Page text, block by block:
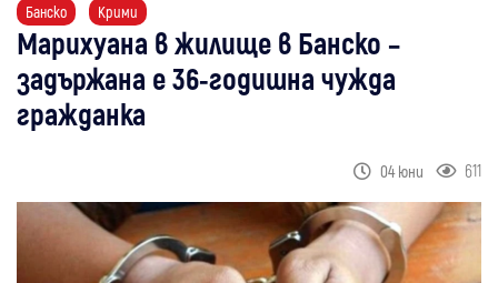
Банско Крими
Марихуана в жилище в Банско –
задържана е 36-годишна чужда
гражданка
04 юни 611